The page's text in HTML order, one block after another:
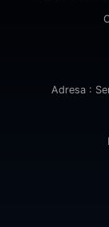
Adresa :